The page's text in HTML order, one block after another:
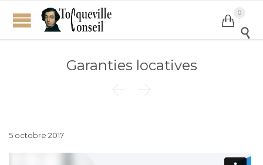

0

Garanties locatives
 
5 octobre 2017